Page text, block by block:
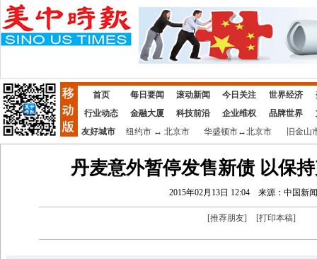
首页 每日要闻 滚动新闻 今日关注 世界经济
行业动态
金融大厦 科技前沿 企业维权 品牌世界
友好城市
纽约市↔ 北京市 华盛顿市↔北京市 旧金山
丹麦意外暂停发售新债 以保
2015年02月13日 12:04 来源：中国新
[推荐朋友] [打印本稿]